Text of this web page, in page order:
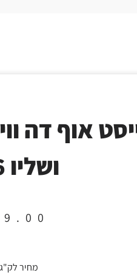
אוף דה
ושליו 6 ק"ג
מחיר לק"ג 39.39₪